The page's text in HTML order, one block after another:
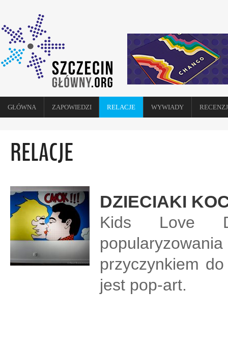
GŁÓWNA ZAPOWIEDZI RELACJE WYWIADY
RELACJE
DZIECIAKI
Kids Love
przyczynkiem
jest pop-art.